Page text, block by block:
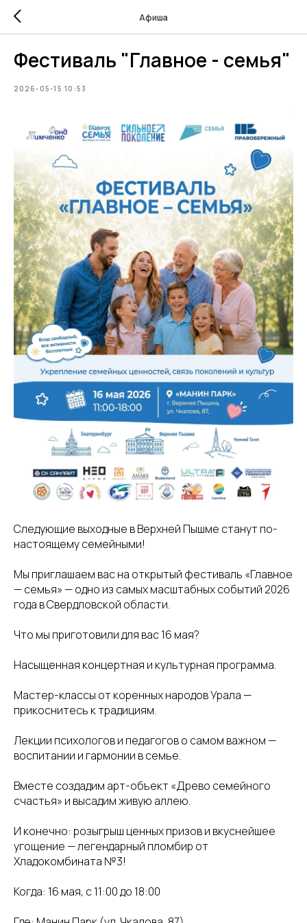
Афиша
Фестиваль "Главное - семья"
2026-05-15 10:53
Следующие выходные в Верхней Пышме станут по-
настоящему семейными!
Мы приглашаем вас на открытый фестиваль «Главное
— семья» — одно из самых масштабных событий 2026
года в Свердловской области.
Что мы приготовили для вас 16 мая?
Насыщенная концертная и культурная программа.
Мастер-классы от коренных народов Урала —
прикоснитесь к традициям.
Лекции психологов и педагогов о самом важном —
воспитании и гармонии в семье.
Вместе создадим арт-объект «Древо семейного
счастья» и высадим живую аллею.
И конечно: розыгрыш ценных призов и вкуснейшее
угощение — легендарный пломбир от
Хладокомбината №3!
Когда: 16 мая, с 11:00 до 18:00